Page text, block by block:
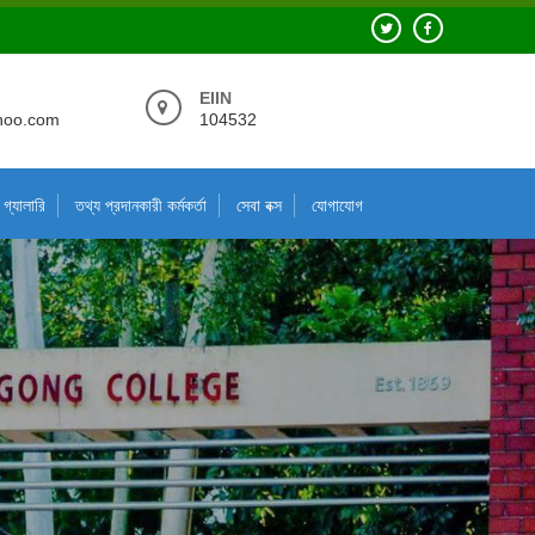
EIIN
104532
গ্যালারি তথ্য প্রদানকারী কর্মকর্তা সেবা বক্স যোগাযোগ